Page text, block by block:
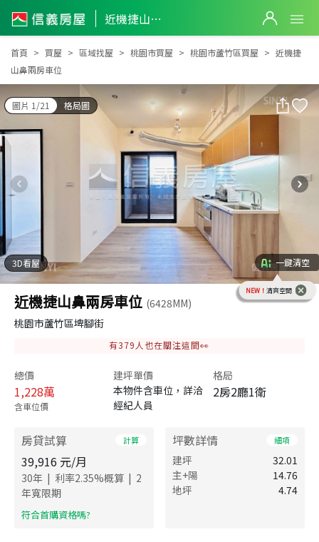
近機捷山鼻兩房車位
近機捷山鼻兩房車位
首頁 買屋 區域找屋 桃園市買屋 桃園市蘆竹區買屋
近機捷
山鼻兩房車位
圖片 1/21 格局圖
3D看屋 一鍵清空
NEW！ 清爽空間
近機捷山鼻兩房車位 (6428MM)
桃園市蘆竹區埤腳街
有379 人也在關注這間👀
總價
1,228萬
含車位價
建坪單價
本物件含車位，詳洽
經紀人員
格局
2房2廳1衛
房貸試算 計算
39,916 元/月
30年 | 利率2.35%概算 | 2
年寬限期
​符合首購資格嗎?
坪數詳情 細項
建坪
32.01
主+陽
14.76
地坪
4.74